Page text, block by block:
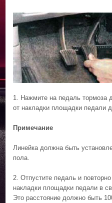
1. Нажмите на педаль тормоза
от накладки площадки педали
Примечание
Линейка должна быть
пола.
2. Отпустите педаль и
накладки площадки педали в
Это расстояние должно быть